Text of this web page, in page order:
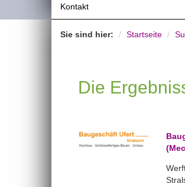
Kontakt
Sie sind hier: Startseite
Die